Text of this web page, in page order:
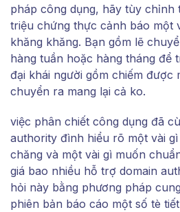
pháp công dụng, hãy tùy chỉnh
triệu chứng thực cảnh báo một
khăng khăng. Bạn gồm lẽ
hàng tuần hoặc hàng tháng để
đại khái người gồm chiếm được
chuyển ra mang lại cả ko.
việc phân chiết công dụng đã
authority đình hiểu rõ một vài
chăng và một vài gì muốn
giá bao nhiều hỗ trợ domain
hỏi này bằng phương pháp
phiên bản báo cáo một số tè